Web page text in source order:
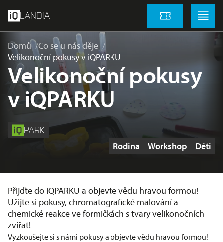
LANDIA Vstupenky
Menu
Domů
Co se u nás děje
Velikonoční pokusy v iQPARKU
Velikonoční pokusy
v iQPARKU
PARK
Štítky
Rodina Workshop Děti
Přijďte do iQPARKU a objevte vědu hravou formou!
Užijte si pokusy, chromatografické malování a
chemické reakce ve formičkách s tvary velikonočních
zvířat!
Vyzkoušejte si s námi pokusy a objevte vědu hravou formou!